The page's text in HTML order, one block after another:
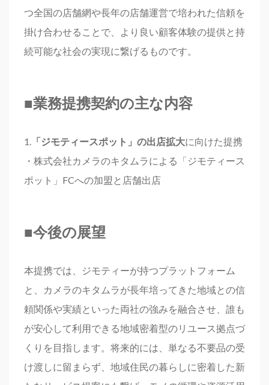
つ全国の店舗網や長年の店舗運営で培われた信頼を
掛け合わせることで、より良い顧客体験の提供と持
続可能な社会の実現に繋げるものです。
■業務提携契約の主な内容
1. 「ジモティースポット」の出店拡大に向けた提携
・株式会社カメラのキタムラによる「ジモティース
ポット」FCへの加盟と店舗出店
■今後の展望
本提携では、ジモティーが持つプラットフォーム
と、カメラのキタムラが長年培ってきた地域との信
頼関係や実績といった両社の強みを融合させ、誰も
が安心して利用できる地域密着型のリユース拠点づ
くりを目指します。将来的には、単なる不要品の受
け渡しに留まらず、地域住民の暮らしに密着した新